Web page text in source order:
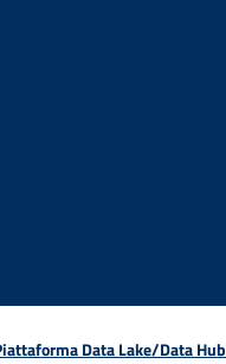
Data Lake/Data